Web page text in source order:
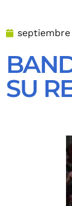
septiembre
SU